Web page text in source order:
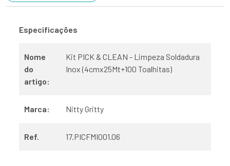
Especificações
Nome
do
artigo:
Kit PICK & CLEAN - Limpeza Soldadura
Inox (4cmx25Mt+100 Toalhitas)
Marca: Nitty Gritty
Ref. 17.PICFMI001.06